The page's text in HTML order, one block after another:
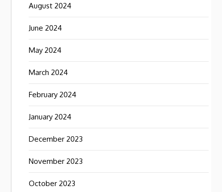
August 2024
June 2024
May 2024
March 2024
February 2024
January 2024
December 2023
November 2023
October 2023